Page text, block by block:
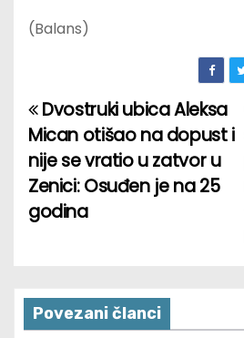
(Balans)
P
o
s
t
a
Dvostruki ubica Aleksa
Mican otišao na dopust i
nije se vratio u zatvor u
Zenici: Osuđen je na 25
godina
Povezani članci